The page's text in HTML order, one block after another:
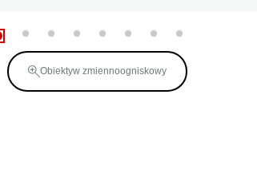
Obiektyw zmiennoogniskowy